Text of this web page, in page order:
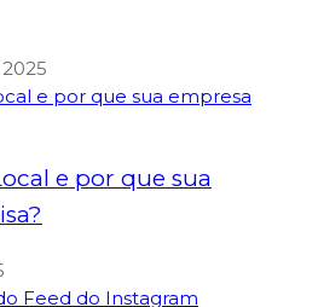
e por que sua